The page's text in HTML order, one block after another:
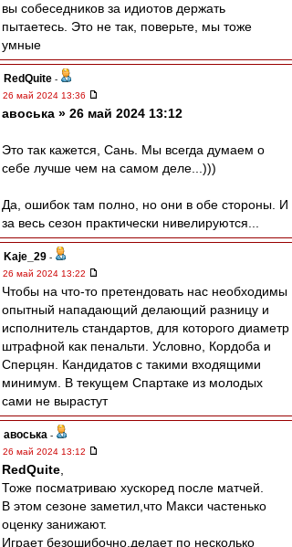
вы собеседников за идиотов держать
пытаетесь. Это не так, поверьте, мы тоже
умные
RedQuite -
26 май 2024 13:36
авоська » 26 май 2024 13:12
Это так кажется, Сань. Мы всегда думаем о
себе лучше чем на самом деле...)))
Да, ошибок там полно, но они в обе стороны. И
за весь сезон практически нивелируются...
Kaje_29 -
26 май 2024 13:22
Чтобы на что-то претендовать нас необходимы
опытный нападающий делающий разницу и
исполнитель стандартов, для которого диаметр
штрафной как пенальти. Условно, Кордоба и
Сперцян. Кандидатов с такими входящими
минимум. В текущем Спартаке из молодых
сами не вырастут
авоська -
26 май 2024 13:12
RedQuite
Тоже посматриваю хускоред после матчей.
В этом сезоне заметил,что Макси частенько
оценку занижают.
Играет безошибочно,делает по несколько